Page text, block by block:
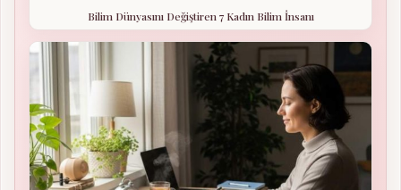
Bilim Dünyasını Değiştiren 7 Kadın Bilim İnsanı